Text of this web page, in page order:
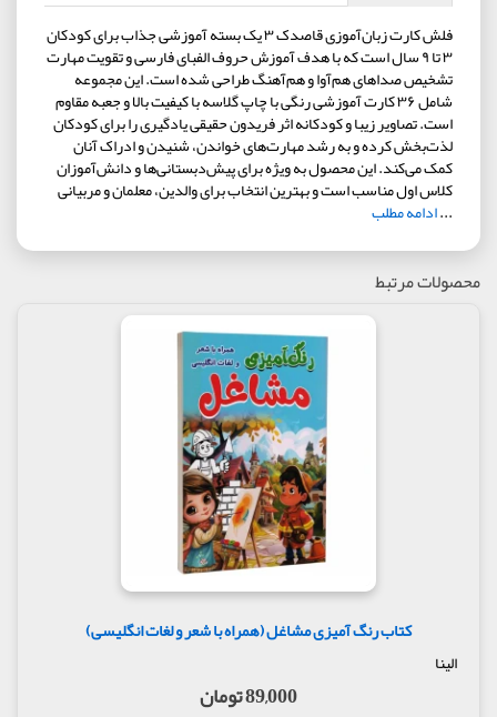
فلش کارت زبان‌آموزی قاصدک ۳ یک بسته آموزشی جذاب برای کودکان
۳ تا ۹ سال است که با هدف آموزش حروف الفبای فارسی و تقویت مهارت
تشخیص صداهای هم‌آوا و هم‌آهنگ طراحی شده است. این مجموعه
شامل ۳۶ کارت آموزشی رنگی با چاپ گلاسه با کیفیت بالا و جعبه مقاوم
است. تصاویر زیبا و کودکانه اثر فریدون حقیقی یادگیری را برای کودکان
لذت‌بخش کرده و به رشد مهارت‌های خواندن، شنیدن و ادراک آنان
کمک می‌کند. این محصول به ویژه برای پیش‌دبستانی‌ها و دانش‌آموزان
کلاس اول مناسب است و بهترین انتخاب برای والدین، معلمان و مربیانی
...ادامه مطلب
محصولات مرتبط
کتاب رنگ آمیزی مشاغل (همراه با شعر و لغات انگلیسی)
الینا
89,000 تومان